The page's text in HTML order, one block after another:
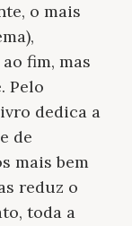
o mais
fim, mas
Pelo
dedica a
de
mais bem
reduz o
toda a